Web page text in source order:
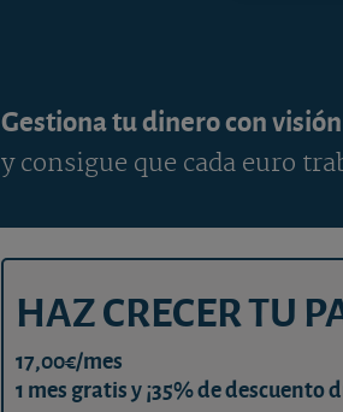
Gestiona tu dinero con
y consigue que cada euro
HAZ CRECER TU
17,00€/mes
1 mes gratis y ¡35% de